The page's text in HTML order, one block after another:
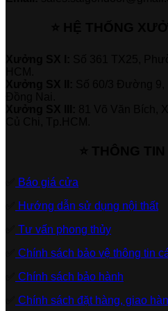
Báo giá cửa
Hướng dẫn sử dụng nội thất
Tư vấn phong thủy
Chính sách bảo vệ thông tin
Chính sách bảo hành
Chính sách đặt hàng, giao